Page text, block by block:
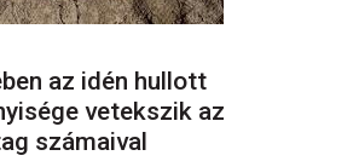
az idén hullott
vetekszik az
számaival